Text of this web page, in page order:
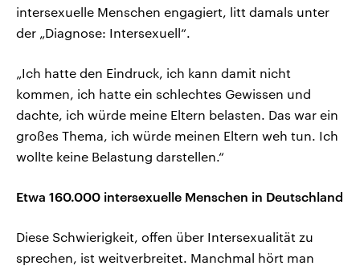
intersexuelle Menschen engagiert, litt damals unter
der „Diagnose: Intersexuell“.
„Ich hatte den Eindruck, ich kann damit nicht
kommen, ich hatte ein schlechtes Gewissen und
dachte, ich würde meine Eltern belasten. Das war ein
großes Thema, ich würde meinen Eltern weh tun. Ich
wollte keine Belastung darstellen.“
Etwa 160.000 intersexuelle Menschen in Deutschland
Diese Schwierigkeit, offen über Intersexualität zu
sprechen, ist weitverbreitet. Manchmal hört man